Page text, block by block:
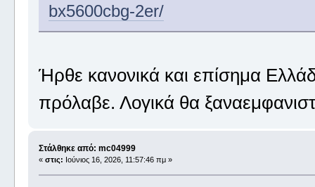
bx5600cbg-2er/
Ήρθε κανονικά και επίσημα
πρόλαβε. Λογικά θα
Στάλθηκε από: mc04999
« στις: Ιούνιος 16, 2026, 11:57:46 πμ »